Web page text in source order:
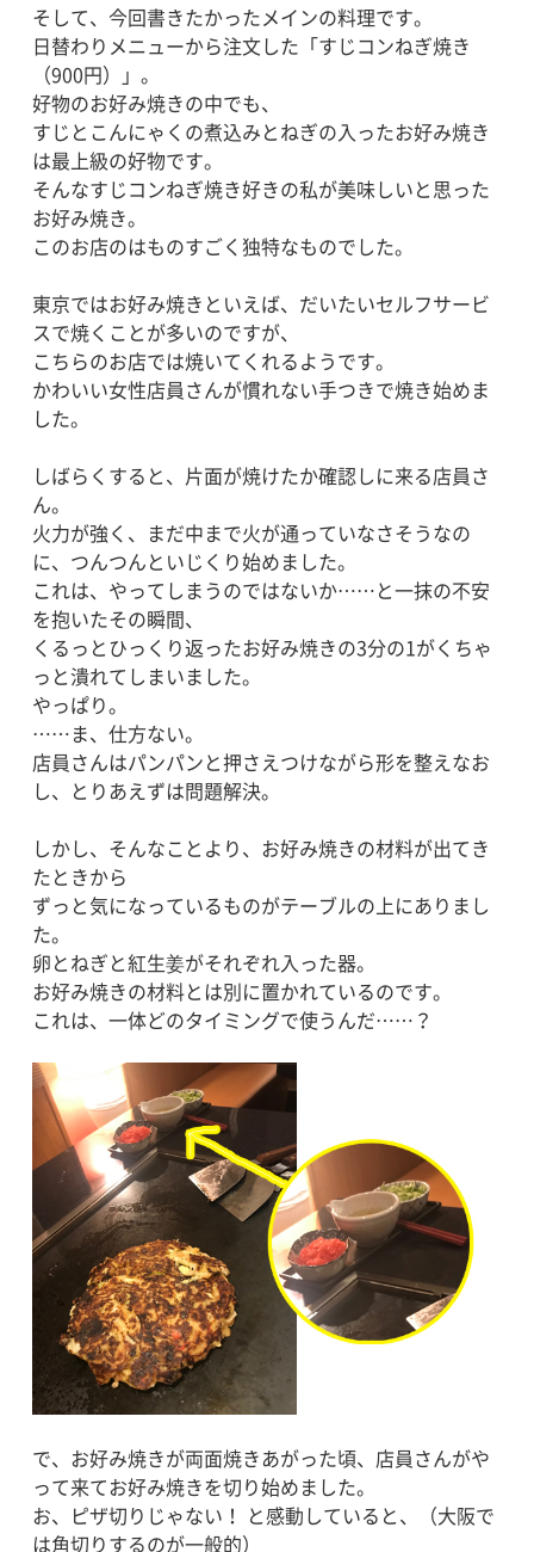
そして、今回書きたかったメインの料理です。
日替わりメニューから注文した「すじコンねぎ焼き
（900円）」。
好物のお好み焼きの中でも、
すじとこんにゃくの煮込みとねぎの入ったお好み焼き
は最上級の好物です。
そんなすじコンねぎ焼き好きの私が美味しいと思った
お好み焼き。
このお店のはものすごく独特なものでした。
東京ではお好み焼きといえば、だいたいセルフサービ
スで焼くことが多いのですが、
こちらのお店では焼いてくれるようです。
かわいい女性店員さんが慣れない手つきで焼き始めま
した。
しばらくすると、片面が焼けたか確認しに来る店員さ
ん。
火力が強く、まだ中まで火が通っていなさそうなの
に、つんつんといじくり始めました。
これは、やってしまうのではないか……と一抹の不安
を抱いたその瞬間、
くるっとひっくり返ったお好み焼きの3分の1がくちゃ
っと潰れてしまいました。
やっぱり。
……ま、仕方ない。
店員さんはパンパンと押さえつけながら形を整えなお
し、とりあえずは問題解決。
しかし、そんなことより、お好み焼きの材料が出てき
たときから
ずっと気になっているものがテーブルの上にありまし
た。
卵とねぎと紅生姜がそれぞれ入った器。
お好み焼きの材料とは別に置かれているのです。
これは、一体どのタイミングで使うんだ……？
で、お好み焼きが両面焼きあがった頃、店員さんがや
って来てお好み焼きを切り始めました。
お、ピザ切りじゃない！ と感動していると、（大阪で
は角切りするのが一般的）